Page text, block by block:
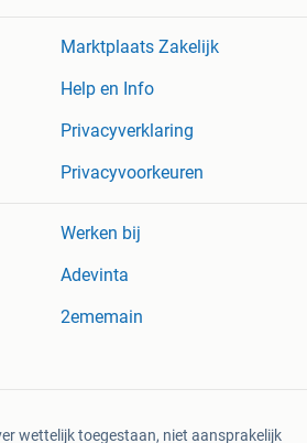
Marktplaats Zakelijk
Help en Info
Privacyverklaring
Privacyvoorkeuren
Werken bij
Adevinta
2ememain
wettelijk toegestaan, niet aansprakelijk